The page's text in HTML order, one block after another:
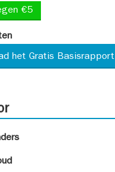
€5
het Gratis Basisrapport